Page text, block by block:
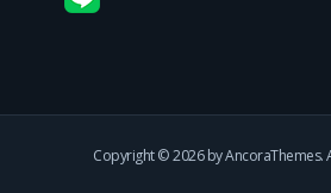
Copyright © 2026 by AncoraThemes.